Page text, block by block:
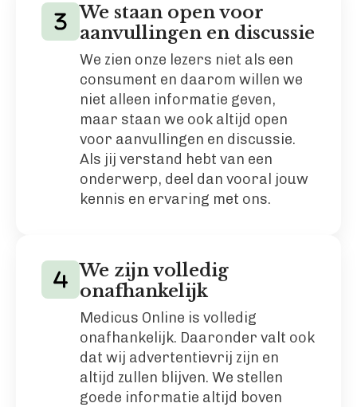
We staan open voor
aanvullingen en discussie
We zien onze lezers niet als een
consument en daarom willen we
niet alleen informatie geven,
maar staan we ook altijd open
voor aanvullingen en discussie.
Als jij verstand hebt van een
onderwerp, deel dan vooral jouw
kennis en ervaring met ons.
We zijn volledig
onafhankelijk
Medicus Online is volledig
onafhankelijk. Daaronder valt ook
dat wij advertentievrij zijn en
altijd zullen blijven. We stellen
goede informatie altijd boven